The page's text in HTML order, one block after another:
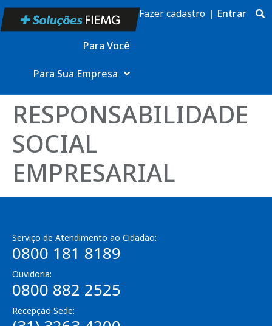
Para Você
Para Sua Empresa
Fazer cadastro | Entrar
RESPONSABILIDADE
SOCIAL
EMPRESARIAL
Serviço de Atendimento ao Cidadão:
0800 181 8189
Ouvidoria:
0800 882 2525
Recepção Sede: